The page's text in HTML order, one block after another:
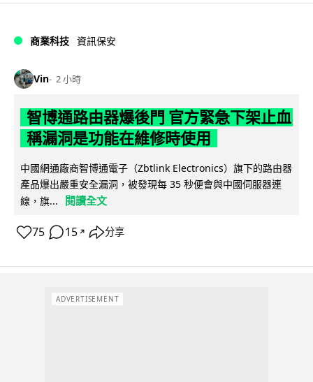
商業科技 資訊保安
Vin 2 小時
智博通路由器爆後門 官方緊急下架止血
稱漏洞是功能在維修時使用
中國網通廠商智博通電子（Zbtlink Electronics）旗下的路由器
產品爆出嚴重安全漏洞，被發現每 35 秒便會與中國伺服器連
線，旗...
閱讀全文
75 15 ↗ 分享
ADVERTISEMENT